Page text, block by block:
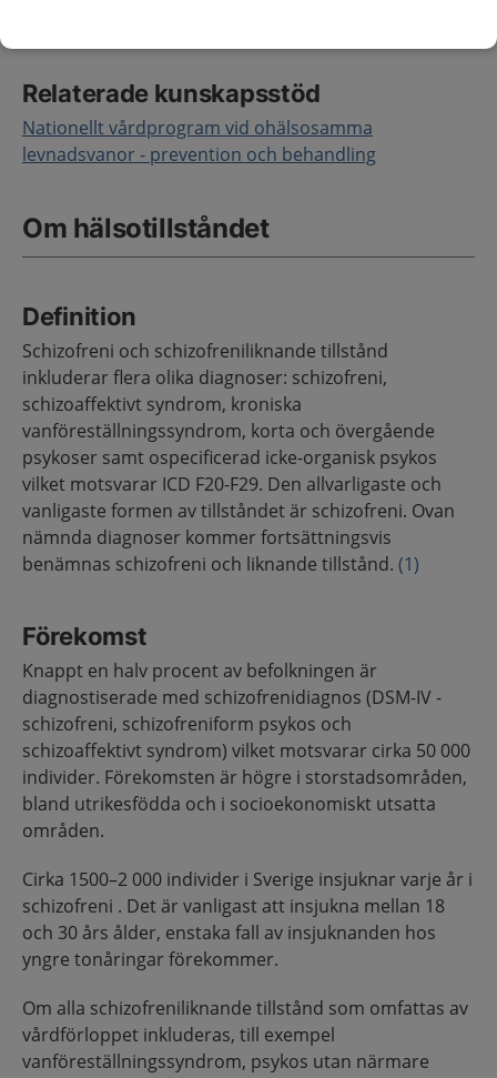
Relaterade kunskapsstöd
Nationellt vårdprogram vid ohälsosamma
levnadsvanor - prevention och behandling
Om hälsotillståndet
Definition
Schizofreni och schizofreniliknande tillstånd
inkluderar flera olika diagnoser: schizofreni,
schizoaffektivt syndrom, kroniska
vanföreställningssyndrom, korta och övergående
psykoser samt ospecificerad icke-organisk psykos
vilket motsvarar ICD F20-F29. Den allvarligaste och
vanligaste formen av tillståndet är schizofreni. Ovan
nämnda diagnoser kommer fortsättningsvis
benämnas schizofreni och liknande tillstånd. (1)
Förekomst
Knappt en halv procent av befolkningen är
diagnostiserade med schizofrenidiagnos (DSM-IV -
schizofreni, schizofreniform psykos och
schizoaffektivt syndrom) vilket motsvarar cirka 50 000
individer. Förekomsten är högre i storstadsområden,
bland utrikesfödda och i socioekonomiskt utsatta
områden.
Cirka 1500–2 000 individer i Sverige insjuknar varje år i
schizofreni . Det är vanligast att insjukna mellan 18
och 30 års ålder, enstaka fall av insjuknanden hos
yngre tonåringar förekommer.
Om alla schizofreniliknande tillstånd som omfattas av
vårdförloppet inkluderas, till exempel
vanföreställningssyndrom, psykos utan närmare